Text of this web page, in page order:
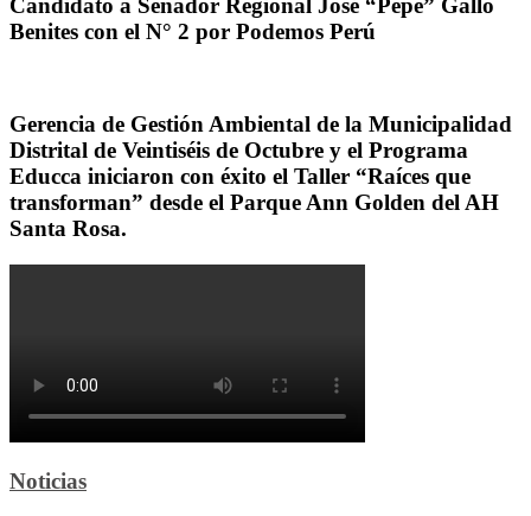
Candidato a Senador Regional José “Pepe” Gallo
Benites con el N° 2 por Podemos Perú
Gerencia de Gestión Ambiental de la Municipalidad
Distrital de Veintiséis de Octubre y el Programa
Educca iniciaron con éxito el Taller “Raíces que
transforman” desde el Parque Ann Golden del AH
Santa Rosa.
Noticias